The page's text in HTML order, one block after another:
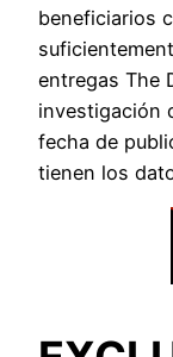
beneficiarios
entregas The
investigación
fecha de
tienen los